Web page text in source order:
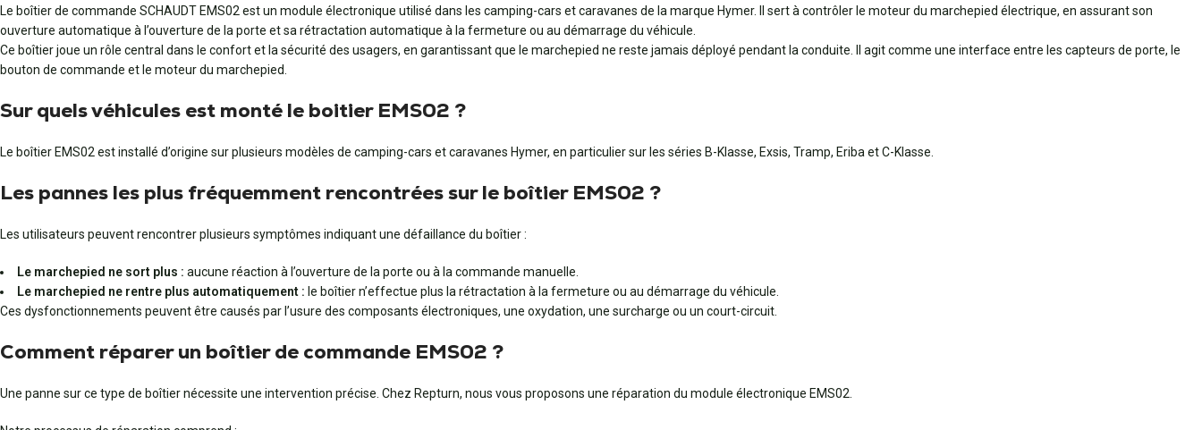
Le boîtier de commande SCHAUDT EMS02 est un module électronique utilisé dans les camping-cars et caravanes de la marque Hymer. Il sert à contrôler le moteur du marchepied électrique, en assurant son
ouverture automatique à l’ouverture de la porte et sa rétractation automatique à la fermeture ou au démarrage du véhicule.
Ce boîtier joue un rôle central dans le confort et la sécurité des usagers, en garantissant que le marchepied ne reste jamais déployé pendant la conduite. Il agit comme une interface entre les capteurs de porte, le
bouton de commande et le moteur du marchepied.
Sur quels véhicules est monté le boitier EMS02 ?
Le boîtier EMS02 est installé d’origine sur plusieurs modèles de camping-cars et caravanes Hymer, en particulier sur les séries B-Klasse, Exsis, Tramp, Eriba et C-Klasse.
Les pannes les plus fréquemment rencontrées sur le boîtier EMS02 ?
Les utilisateurs peuvent rencontrer plusieurs symptômes indiquant une défaillance du boîtier :
Le marchepied ne sort plus : aucune réaction à l’ouverture de la porte ou à la commande manuelle.
Le marchepied ne rentre plus automatiquement : le boîtier n’effectue plus la rétractation à la fermeture ou au démarrage du véhicule.
Ces dysfonctionnements peuvent être causés par l’usure des composants électroniques, une oxydation, une surcharge ou un court-circuit.
Comment réparer un boîtier de commande EMS02 ?
Une panne sur ce type de boîtier nécessite une intervention précise. Chez Repturn, nous vous proposons une réparation du module électronique EMS02.